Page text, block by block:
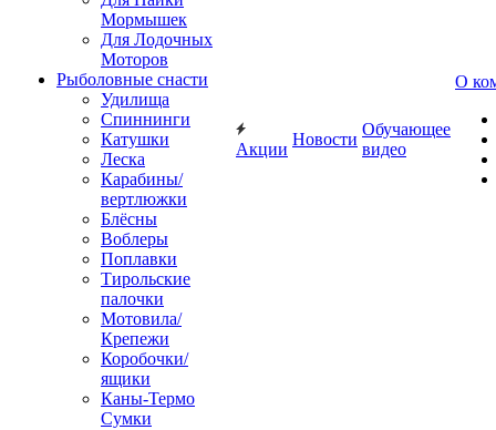
Мормышек
Для Лодочных
Моторов
Рыболовные снасти
Удилища
Спиннинги
Катушки
Леска
Карабины/
вертлюжки
Блёсны
Воблеры
Поплавки
Тирольские
палочки
Мотовила/
Крепежи
Коробочки/
ящики
Каны-Термо
Сумки
Акции
Новости
Обучающее
видео
О